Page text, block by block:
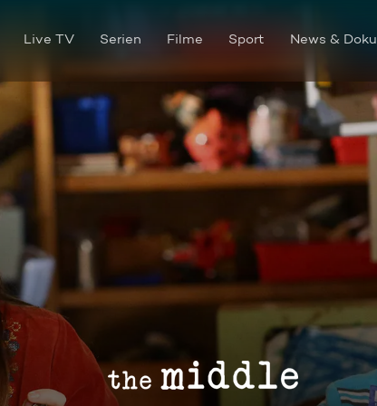
Live TV Serien Filme Sport News & Doku
Die Windspiele